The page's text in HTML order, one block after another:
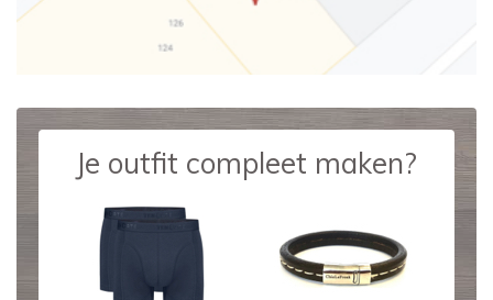
Je outfit compleet maken?